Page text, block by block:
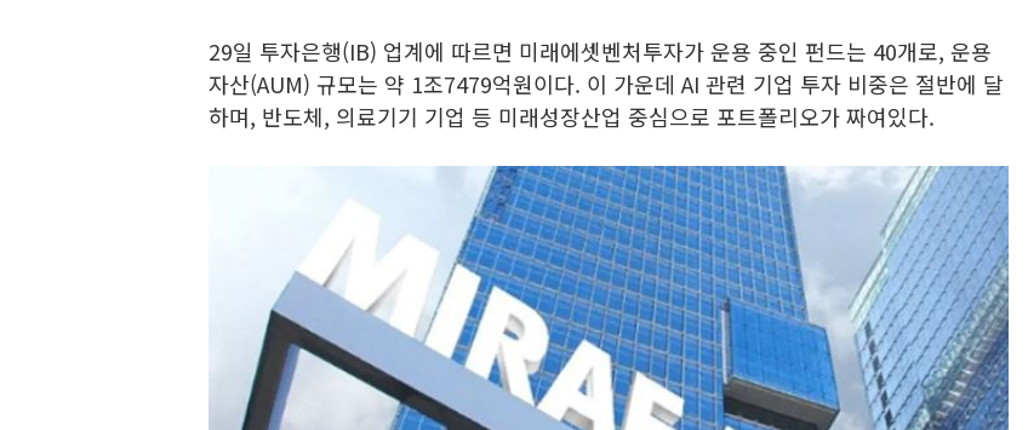
29일 투자은행(IB) 업계에 따르면 미래에셋벤처투자가 운용 중인 펀드는 40개로, 운용
자산(AUM) 규모는 약 1조7479억원이다. 이 가운데 AI 관련 기업 투자 비중은 절반에 달
하며, 반도체, 의료기기 기업 등 미래성장산업 중심으로 포트폴리오가 짜여있다.